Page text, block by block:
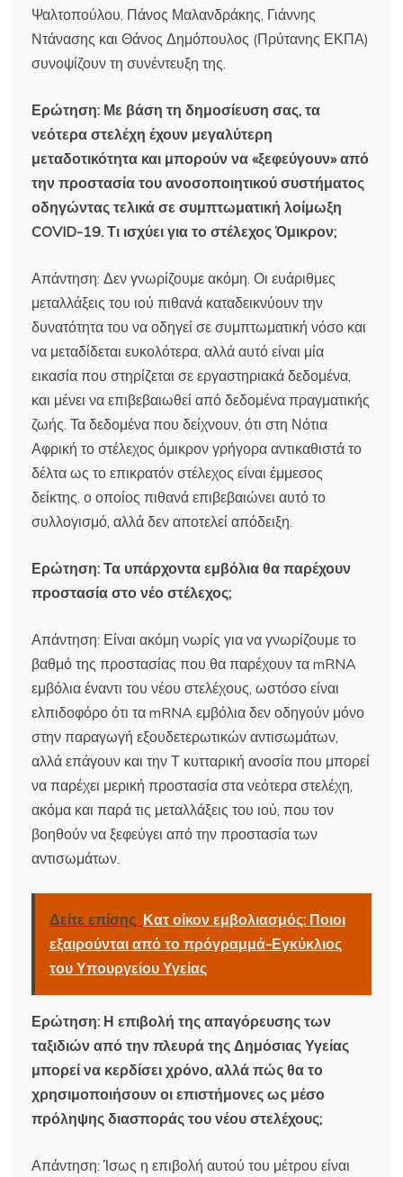
Ψαλτοπούλου, Πάνος Μαλανδράκης, Γιάννης
Ντάνασης και Θάνος Δημόπουλος (Πρύτανης ΕΚΠΑ)
συνοψίζουν τη συνέντευξη της.
Ερώτηση: Με βάση τη δημοσίευση σας, τα
νεότερα στελέχη έχουν μεγαλύτερη
μεταδοτικότητα και μπορούν να «ξεφεύγουν» από
την προστασία του ανοσοποιητικού συστήματος
οδηγώντας τελικά σε συμπτωματική λοίμωξη
COVID-19. Τι ισχύει για το στέλεχος Όμικρον;
Απάντηση: Δεν γνωρίζουμε ακόμη. Οι ευάριθμες
μεταλλάξεις του ιού πιθανά καταδεικνύουν την
δυνατότητα του να οδηγεί σε συμπτωματική νόσο και
να μεταδίδεται ευκολότερα, αλλά αυτό είναι μία
εικασία που στηρίζεται σε εργαστηριακά δεδομένα,
και μένει να επιβεβαιωθεί από δεδομένα πραγματικής
ζωής. Τα δεδομένα που δείχνουν, ότι στη Νότια
Αφρική το στέλεχος όμικρον γρήγορα αντικαθιστά το
δέλτα ως το επικρατόν στέλεχος είναι έμμεσος
δείκτης, ο οποίος πιθανά επιβεβαιώνει αυτό το
συλλογισμό, αλλά δεν αποτελεί απόδειξη.
Ερώτηση: Τα υπάρχοντα εμβόλια θα παρέχουν
προστασία στο νέο στέλεχος;
Απάντηση: Είναι ακόμη νωρίς για να γνωρίζουμε το
βαθμό της προστασίας που θα παρέχουν τα mRNA
εμβόλια έναντι του νέου στελέχους, ωστόσο είναι
ελπιδοφόρο ότι τα mRNA εμβόλια δεν οδηγούν μόνο
στην παραγωγή εξουδετερωτικών αντισωμάτων,
αλλά επάγουν και την Τ κυτταρική ανοσία που μπορεί
να παρέχει μερική προστασία στα νεότερα στελέχη,
ακόμα και παρά τις μεταλλάξεις του ιού, που τον
βοηθούν να ξεφεύγει από την προστασία των
αντισωμάτων.
Δείτε επίσης Κατ οίκον εμβολιασμός: Ποιοι
εξαιρούνται από το πρόγραμμά-Εγκύκλιος
του Υπουργείου Υγείας
Ερώτηση: Η επιβολή της απαγόρευσης των
ταξιδιών από την πλευρά της Δημόσιας Υγείας
μπορεί να κερδίσει χρόνο, αλλά πώς θα το
χρησιμοποιήσουν οι επιστήμονες ως μέσο
πρόληψης διασποράς του νέου στελέχους;
Απάντηση: Ίσως η επιβολή αυτού του μέτρου είναι